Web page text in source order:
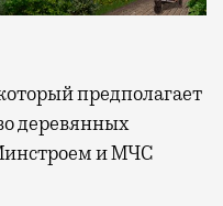
деревянных
и МЧС